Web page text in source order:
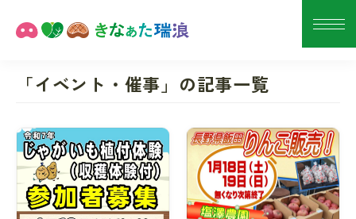
「イベント・催事」の記事一覧